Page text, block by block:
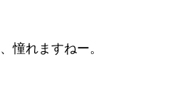
憧れますねー。